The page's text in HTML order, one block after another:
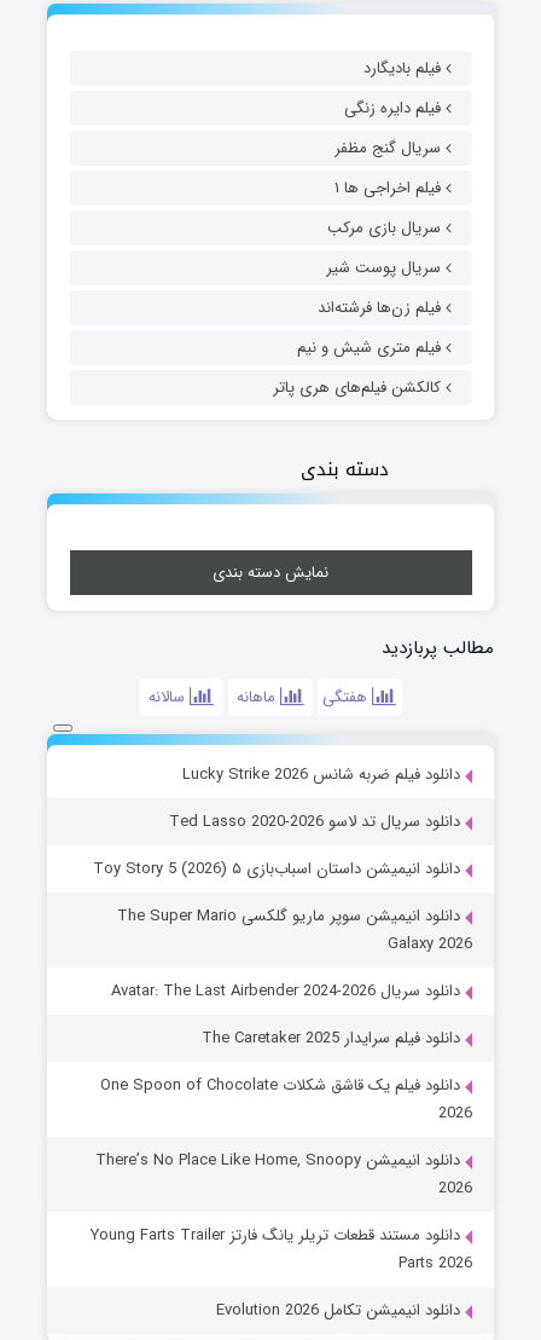
فیلم بادیگارد
فیلم دایره زنگی
سریال گنج مظفر
فیلم اخراجی ها ۱
سریال بازی مرکب
سریال پوست شیر
فیلم زن‌ها فرشته‌اند
فیلم متری شیش و نیم
کالکشن فیلم‌های هری پاتر
دسته بندی
نمایش دسته بندی
مطالب پربازدید
هفتگی ماهانه سالانه
دانلود فیلم ضربه شانس Lucky Strike 2026
دانلود سریال تد لاسو Ted Lasso 2020-2026
دانلود انیمیشن داستان اسباب‌بازی ۵ Toy Story 5 (2026)
دانلود انیمیشن سوپر ماریو گلکسی The Super Mario
Galaxy 2026
دانلود سریال Avatar: The Last Airbender 2024-2026
دانلود فیلم سرایدار The Caretaker 2025
دانلود فیلم یک قاشق شکلات One Spoon of Chocolate
2026
دانلود انیمیشن There’s No Place Like Home, Snoopy
2026
دانلود مستند قطعات تریلر یانگ فارتز Young Farts Trailer
Parts 2026
دانلود انیمیشن تکامل Evolution 2026